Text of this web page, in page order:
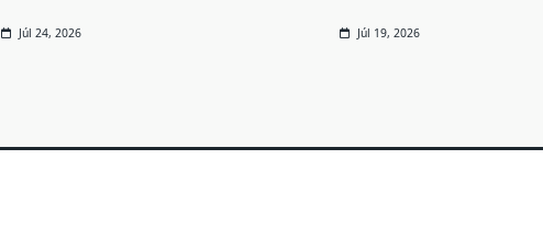
Júl 24, 2026 Júl 19, 2026